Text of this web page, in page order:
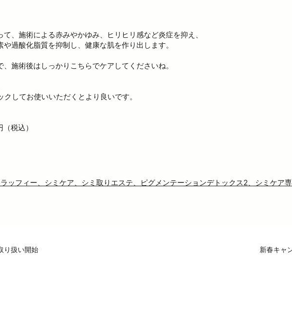
、施術による赤みやかゆみ、ヒリヒリ感など炎症を抑え、
過酸化脂質を抑制し、健康な肌を作り出します。
施術後はしっかりこちらでケアしてくださいね。
してお使いいただくとより良いです。
税込）
ッフィー、シミケア、シミ取りエステ、ピグメンテーションデトックス2、シミケア
り扱い開始 新春キャ